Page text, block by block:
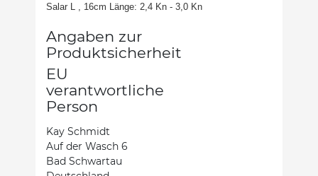
Salar L , 16cm Länge: 2,4 Kn - 3,0 Kn
Angaben zur
Produktsicherheit
EU
verantwortliche
Person
Kay Schmidt
Auf der Wasch 6
Bad Schwartau